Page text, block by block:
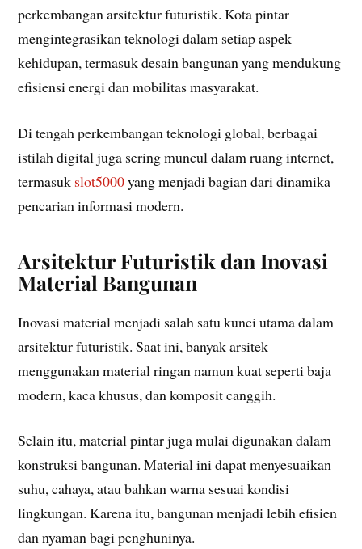
perkembangan arsitektur futuristik. Kota pintar
mengintegrasikan teknologi dalam setiap aspek
kehidupan, termasuk desain bangunan yang mendukung
efisiensi energi dan mobilitas masyarakat.
Di tengah perkembangan teknologi global, berbagai
istilah digital juga sering muncul dalam ruang internet,
termasuk slot5000yang menjadi bagian dari dinamika
pencarian informasi modern.
Arsitektur Futuristik dan Inovasi
Material Bangunan
Inovasi material menjadi salah satu kunci utama dalam
arsitektur futuristik. Saat ini, banyak arsitek
menggunakan material ringan namun kuat seperti baja
modern, kaca khusus, dan komposit canggih.
Selain itu, material pintar juga mulai digunakan dalam
konstruksi bangunan. Material ini dapat menyesuaikan
suhu, cahaya, atau bahkan warna sesuai kondisi
lingkungan. Karena itu, bangunan menjadi lebih efisien
dan nyaman bagi penghuninya.